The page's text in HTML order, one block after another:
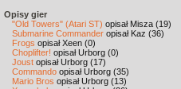
Opisy gier
"Old Towers" (Atari ST) opisał Misza (19)
Submarine Commander opisał Kaz (36)
Frogs opisał Xeen (0)
Choplifter! opisał Urborg (0)
Joust opisał Urborg (17)
Commando opisał Urborg (35)
Mario Bros opisał Urborg (13)